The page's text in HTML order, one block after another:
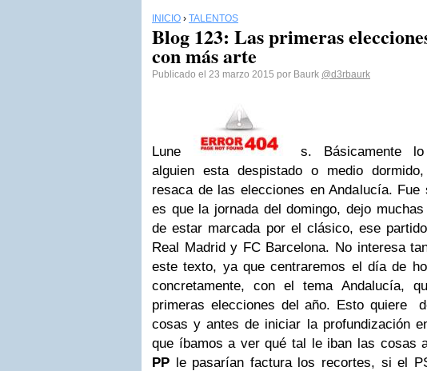
INICIO › TALENTOS
Blog 123: Las primeras
con más arte
Publicado el 23 marzo 2015 por Baurk @d3rbaurk
Lune
s. Básicamente
alguien esta despistado o medio
resaca de las elecciones en Andalucía. Fue
es que la jornada del domingo, dejo
de estar marcada por el clásico, ese
Real Madrid y FC Barcelona. No interesa
este texto, ya que centraremos el día de
concretamente, con el tema Andalucía,
primeras elecciones del año. Esto quiere
cosas y antes de iniciar la profundización
que íbamos a ver qué tal le iban las cosas
PP le pasarían factura los recortes, si el